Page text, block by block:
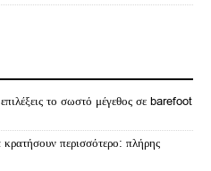
το σωστό μέγεθος σε barefoot
περισσότερο: πλήρης